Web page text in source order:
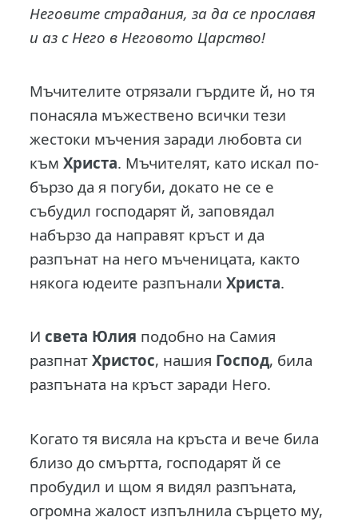
Неговите страдания, за да се прославя
и аз с Него в Неговото Царство!
Мъчителите отрязали гърдите й, но тя
понасяла мъжествено всички тези
жестоки мъчения заради любовта си
къмХриста. Мъчителят, като искал по-
бързо да я погуби, докато не се е
събудил господарят й, заповядал
набързо да направят кръст и да
разпънат на него мъченицата, както
някога юдеите разпъналиХриста.
Исвета Юлия подобно на Самия
разпнатХристос, нашия Господ, била
разпъната на кръст заради Него.
Когато тя висяла на кръста и вече била
близо до смъртта, господарят й се
пробудил и щом я видял разпъната,
огромна жалост изпълнила сърцето му,